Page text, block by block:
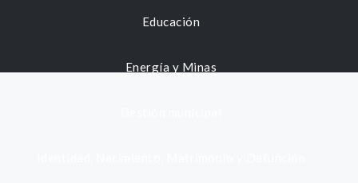
Educación
Energía y Minas